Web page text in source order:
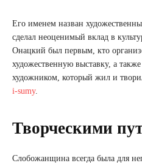
Его именем назван
сделал неоценимый вклад в
Онацкий был первым, кто
художественную выставку, а
художником, который жил и
i-sumy.
Творческими
Слобожанщина всегда была для